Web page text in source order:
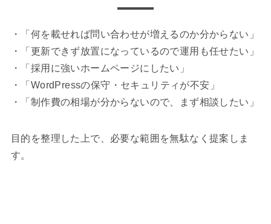
・「何を載せれば問い合わせが増えるのか分からない」
・「更新できず放置になっているので運用も任せたい」
・「採用に強いホームページにしたい」
・「WordPressの保守・セキュリティが不安」
・「制作費の相場が分からないので、まず相談したい」
目的を整理した上で、必要な範囲を無駄なく提案しま
す。